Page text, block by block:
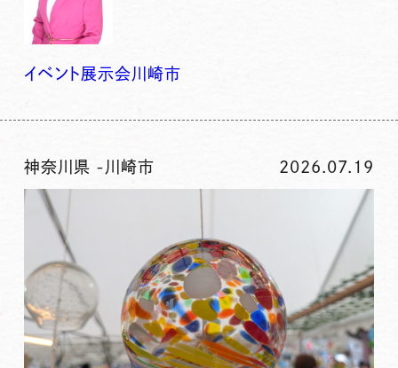
イベント展示会川崎市
神奈川県 - 川崎市 2026.07.19